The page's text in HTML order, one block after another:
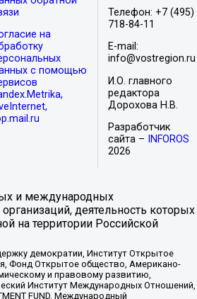
на
с помощью
Телефон: +7 (495)
718-84-11
E-mail:
info@vostregion.ru
И.О. главного
редактора
Дорохова Н.В.
Разработчик
сайта –
INFOROS
2026
и международных
деятельность которых
на территории Российской
демократии, Институт Открытое
Фонд Открытое общество, Американо-
и правовому развитию,
Институт Международных Отношений,
FUND, Международный